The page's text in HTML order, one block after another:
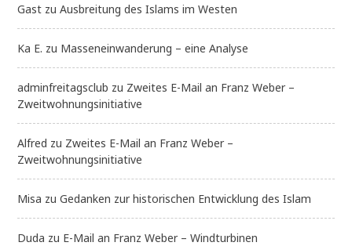
Gast zuAusbreitung des Islams im Westen
Ka E. zu Masseneinwanderung – eine Analyse
adminfreitagsclub zu Zweites E-Mail an Franz Weber –
Zweitwohnungsinitiative
Alfred zu Zweites E-Mail an Franz Weber –
Zweitwohnungsinitiative
Misa zuGedanken zur historischen Entwicklung des Islam
Duda zu E-Mail an Franz Weber – Windturbinen